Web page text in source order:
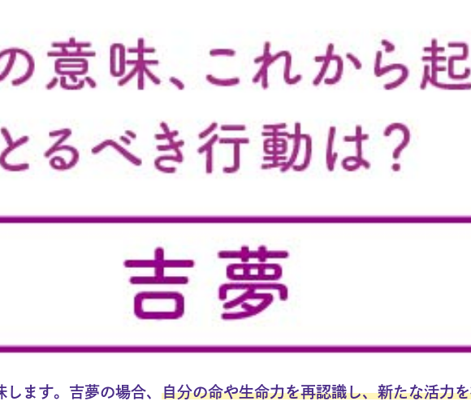
ます。吉夢の場合、 自分の命や生命力を再認識し、新たな活力